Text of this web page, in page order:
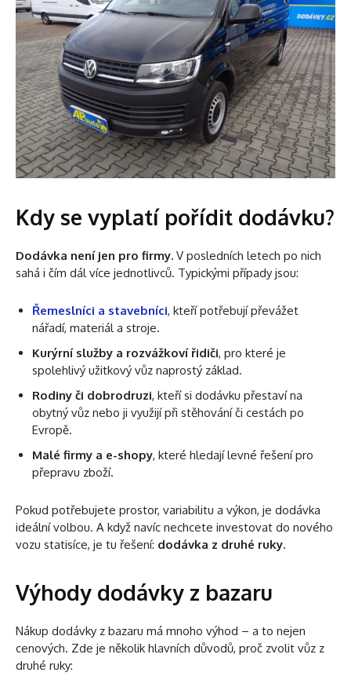
Kdy se vyplatí pořídit dodávku?
Dodávka není jen pro firmy. V posledních letech po nich
sahá i čím dál více jednotlivců. Typickými případy jsou:
Řemeslníci a stavebníci, kteří potřebují převážet
nářadí, materiál a stroje.
Kurýrní služby a rozvážkoví řidiči, pro které je
spolehlivý užitkový vůz naprostý základ.
Rodiny či dobrodruzi, kteří si dodávku přestaví na
obytný vůz nebo ji využijí při stěhování či cestách po
Evropě.
Malé firmy a e-shopy, které hledají levné řešení pro
přepravu zboží.
Pokud potřebujete prostor, variabilitu a výkon, je dodávka
ideální volbou. A když navíc nechcete investovat do nového
vozu statisíce, je tu řešení: dodávka z druhé ruky.
Výhody dodávky z bazaru
Nákup dodávky z bazaru má mnoho výhod – a to nejen
cenových. Zde je několik hlavních důvodů, proč zvolit vůz z
druhé ruky: